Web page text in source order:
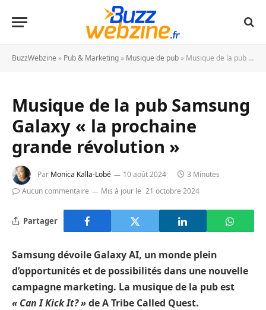
BuzzWebzine » Pub & Marketing » Musique de pub » Musique de la pub Samsung Galaxy « la prochaine grande révolution »
Musique de la pub Samsung
Galaxy « la prochaine
grande révolution »
Par Monica Kalla-Lobé 10 août 2024
3 Minutes
Aucun commentaire
Mis à jour le 21 octobre 2024
Partager
Samsung dévoile Galaxy AI, un monde plein
d’opportunités et de possibilités dans une nouvelle
campagne marketing. La musique de la pub est
« Can I Kick It? »de A Tribe Called Quest.